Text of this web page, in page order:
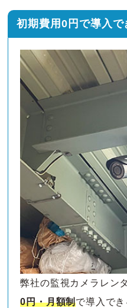
初期費用0円で導入で
弊社の監視カメラレン
0円・月額制で導入で